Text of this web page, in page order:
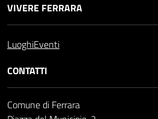
VIVERE FERRARA
LuoghiEventi
CONTATTI
Comune di Ferrara